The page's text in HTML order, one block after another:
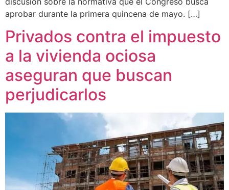
aprobar durante la primera quincena de mayo. […]
Privados contra el impuesto
a la vivienda ociosa
aseguran que buscan
perjudicarlos